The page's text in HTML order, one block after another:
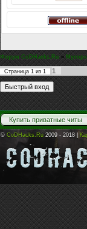
Форум CoDHacks.Ru »
Страница 1 из 1 1
Купить приватные читы
© CoDHacks.Ru 2009 - 2018 |